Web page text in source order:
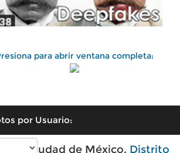
para abrir ventana completa:
por Usuario:
de Ciudad de México, Distrito